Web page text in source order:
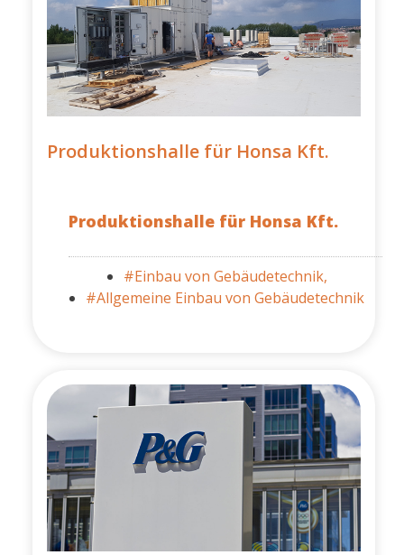
Produktionshalle für Honsa Kft.
Produktionshalle für Honsa Kft.
#Einbau von Gebäudetechnik,
#Allgemeine Einbau von Gebäudetechnik